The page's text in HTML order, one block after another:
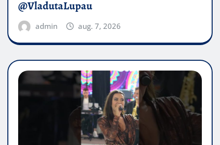
@VladutaLupau
admin aug. 7, 2026